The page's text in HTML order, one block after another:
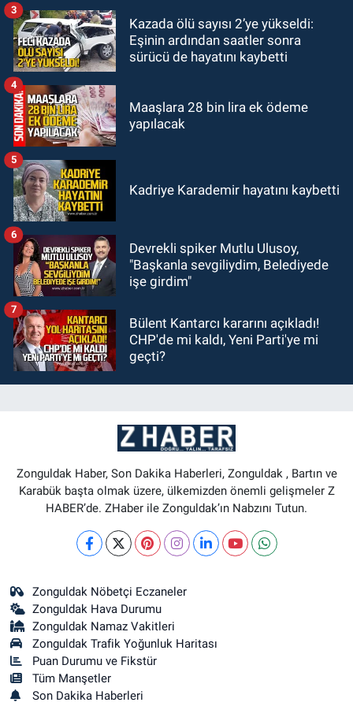
GÜNDEM
18:35
yuttu: 1 kişi hayatını kaybetti 1 kişi
Kazada ölü sayısı 2’ye yükseldi:
Eşinin ardından saatler sonra
sürücü de hayatını kaybetti
3
Maaşlara 28 bin lira ek ödeme
yapılacak
4
Kadriye Karademir hayatını kaybetti
5
Devrekli spiker Mutlu Ulusoy,
"Başkanla sevgiliydim, Belediyede
işe girdim"
6
Bülent Kantarcı kararını açıkladı!
CHP'de mi kaldı, Yeni Parti'ye mi
geçti?
7
Zonguldak Haber, Son Dakika Haberleri, Zonguldak , Bartın ve
Karabük başta olmak üzere, ülkemizden önemli gelişmeler Z
HABER’de. ZHaber ile Zonguldak’ın Nabzını Tutun.
Zonguldak Nöbetçi Eczaneler
Zonguldak Hava Durumu
Zonguldak Namaz Vakitleri
Zonguldak Trafik Yoğunluk Haritası
Puan Durumu ve Fikstür
Tüm Manşetler
Son Dakika Haberleri